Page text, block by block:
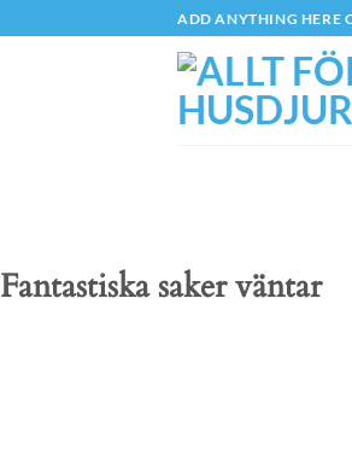
to
ADD ANYTHING HERE
Fantastiska saker väntar